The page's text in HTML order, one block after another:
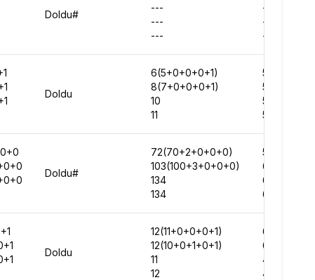
Doldu#
---
---
---
-
-
-
Doldu
6(5+0+0+0+1)
8(7+0+0+0+1)
10
11
59274
55330
50227
58762
Doldu#
72(70+2+0+0+0)
103(100+3+0+0+0)
134
134
59778
63663
63449
64251
Doldu
12(11+0+0+0+1)
12(10+0+1+0+1)
11
12
62341
60191
43602
48864